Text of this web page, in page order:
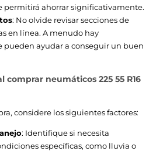
permitirá ahorrar significativamente.
: No olvide revisar secciones de
en línea. A menudo hay
pueden ayudar a conseguir un buen
comprar neumáticos 225 55 R16
considere los siguientes factores:
: Identifique si necesita
específicas, como lluvia o